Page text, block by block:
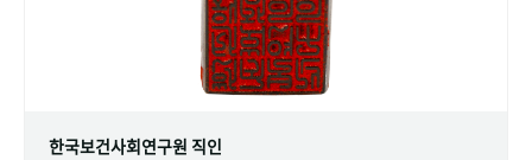
한국보건사회연구원 직인